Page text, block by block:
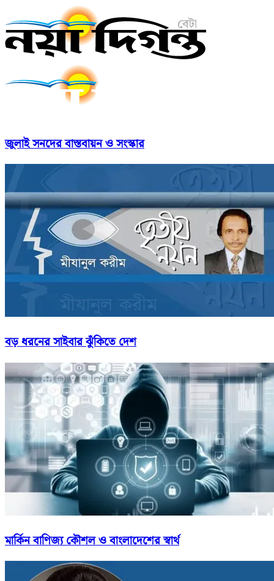
জুলাই সনদের বাস্তবায়ন ও সংস্কার
বড় ধরনের সাইবার ঝুঁকিতে দেশ
মার্কিন বাণিজ্য কৌশল ও বাংলাদেশের স্বার্থ